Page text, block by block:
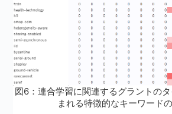
図6：連合学習に関連するグラントの
まれる特徴的なキーワード